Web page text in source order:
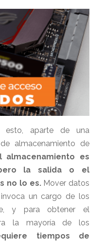
esto, aparte de una
almacenamiento de
es
la salida o el
no lo es.Mover datos
un cargo de los
y para obtener el
la mayoría de los
tiempos de